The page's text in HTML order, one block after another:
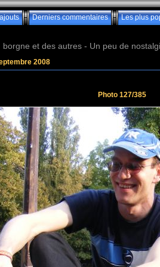
Derniers commentaires Les plus
et des autres - Un peu de
2008
Photo 127/385